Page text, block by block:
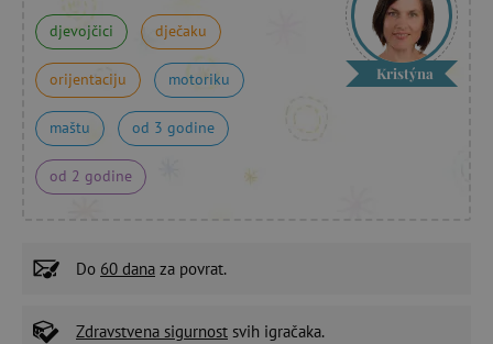
djevojčici dječaku
orijentaciju motoriku
maštu od 3 godine
od 2 godine
Kristýna
Do 60 dana za povrat.
Zdravstvena sigurnost svih igračaka.